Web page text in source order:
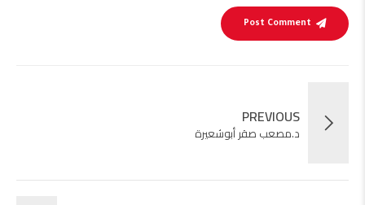
Post Comment
PREVIOUS
د.مصعب صقر أبوشعيرة